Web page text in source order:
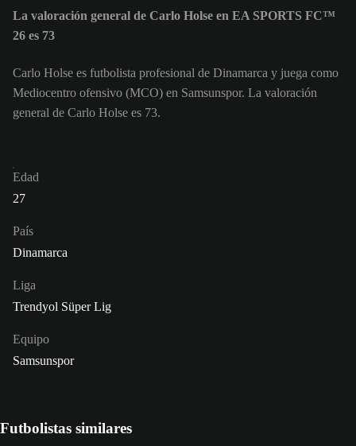
La valoración general de Carlo Holse en EA SPORTS FC™
26 es 73
Carlo Holse es futbolista profesional de Dinamarca y juega como
Mediocentro ofensivo (MCO) en Samsunspor. La valoración
general de Carlo Holse es 73.
Edad
27
País
Dinamarca
Liga
Trendyol Süper Lig
Equipo
Samsunspor
Futbolistas similares